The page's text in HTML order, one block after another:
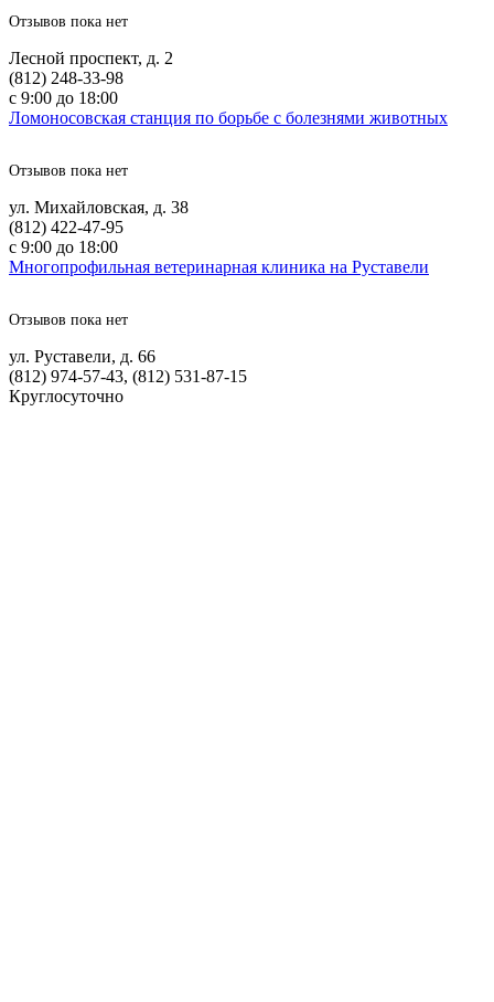
Отзывов пока нет
Лесной проспект, д. 2
(812) 248-33-98
с 9:00 до 18:00
Ломоносовская станция по борьбе с болезнями животных
Отзывов пока нет
ул. Михайловская, д. 38
(812) 422-47-95
с 9:00 до 18:00
Многопрофильная ветеринарная клиника на Руставели
Отзывов пока нет
ул. Руставели, д. 66
(812) 974-57-43, (812) 531-87-15
Круглосуточно